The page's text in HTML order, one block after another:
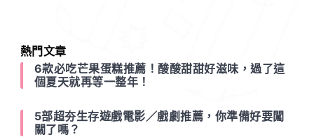
熱門文章
6款必吃芒果蛋糕推薦！酸酸甜甜好滋味，過了這
個夏天就再等一整年！
5部超夯生存遊戲電影／戲劇推薦，你準備好要闖
關了嗎？